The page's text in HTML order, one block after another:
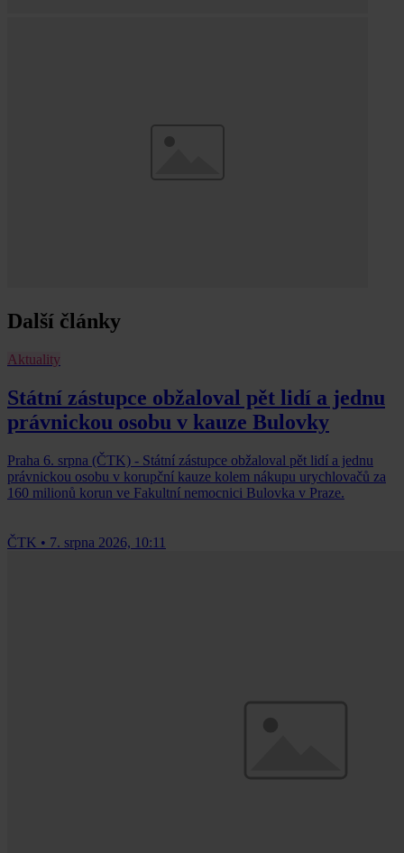
Další články
Aktuality
Státní zástupce obžaloval pět lidí a jednu
právnickou osobu v kauze Bulovky
Praha 6. srpna (ČTK) - Státní zástupce obžaloval pět lidí a jednu
právnickou osobu v korupční kauze kolem nákupu urychlovačů za
160 milionů korun ve Fakultní nemocnici Bulovka v Praze.
ČTK • 7. srpna 2026, 10:11